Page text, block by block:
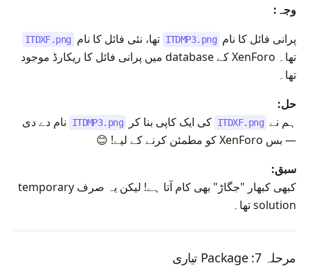
وجہ:
پرانی فائل کا نام ITDMP3.png تھا، نئی فائل کا نام ITDXF.png
تھا۔ XenForo کے database میں پرانی فائل کا ریکارڈ موجود
تھا۔
حل:
ہم نے ITDXF.png کی ایک کاپی بنا کر ITDMP3.png
نام دے دی
— بس XenForo کو مطمئن کرنے کے لیے! 😊
سبق:
کبھی کبھار "جگاڑ" بھی کام آتا ہے! لیکن یہ صرف temporary
solution تھا۔
مرحلہ 7: Package تیاری